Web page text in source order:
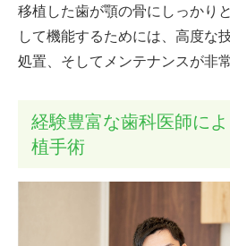
移植した歯が顎の骨にしっかり
して機能するためには、高度な
処置、そしてメンテナンスが非
経験豊富な歯科医師に
植手術